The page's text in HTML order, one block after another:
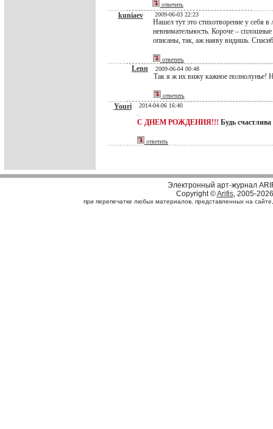
ответить
kuniaev 2009-06-03 22:23
Нашел тут это стихотворение у себя
невнимательность. Короче –
описаны, так, аж наяву видишь.
ответить
Lenn 2009-06-04 00:48
Так я ж их вижу кажное полнолунье!
ответить
Youri 2014-04-06 16:40
.
С ДНЕМ РОЖДЕНИЯ!!! Будь счастлива
ответить
Электронный арт-журнал
Copyright ©Arifis, 2005-2026
при перепечатке любых материалов, представленных на